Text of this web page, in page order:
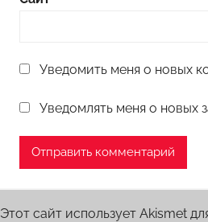
Уведомить меня о новых
Уведомлять меня о новых
Этот сайт использует Akismet